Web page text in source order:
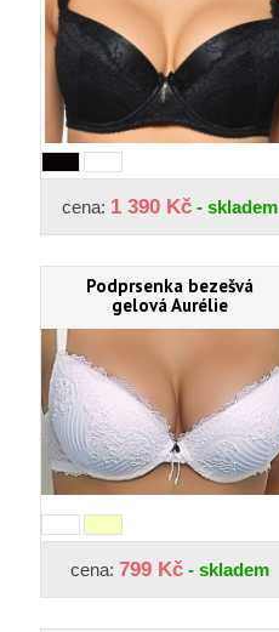
cena: 1 390 Kč - skladem
Podprsenka bezešvá
gelová Aurélie
cena: 799 Kč - skladem